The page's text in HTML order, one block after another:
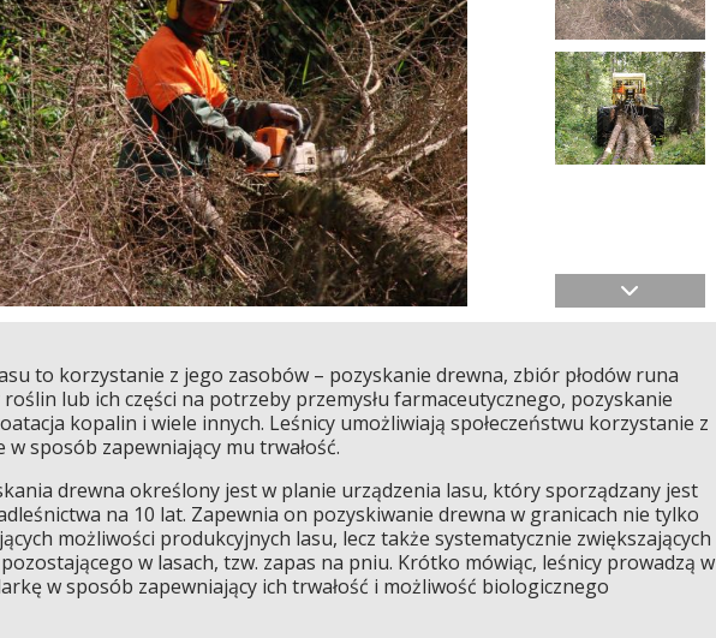
to korzystanie z jego zasobów – pozyskanie drewna, zbiór płodów runa
lub ich części na potrzeby przemysłu farmaceutycznego, pozyskanie
kopalin i wiele innych. Leśnicy umożliwiają społeczeństwu korzystanie z
w sposób zapewniający mu trwałość.
drewna określony jest w planie urządzenia lasu, który sporządzany jest
na 10 lat. Zapewnia on pozyskiwanie drewna w granicach nie tylko
możliwości produkcyjnych lasu, lecz także systematycznie zwiększających
w lasach, tzw. zapas na pniu. Krótko mówiąc, leśnicy prowadzą w
w sposób zapewniający ich trwałość i możliwość biologicznego